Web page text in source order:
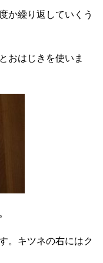
か繰り返していくう
おはじきを使いま
。キツネの右にはク